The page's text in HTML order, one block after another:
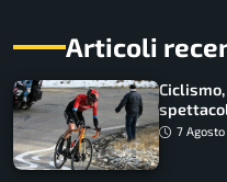
Articoli
come
7